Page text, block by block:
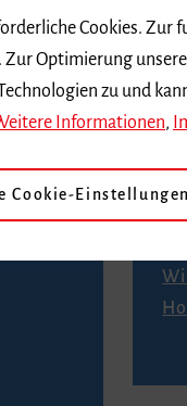
sind
An
Cookies. Zur
Optimierung
zu und
Informationen,
Cookie-Einstellungen